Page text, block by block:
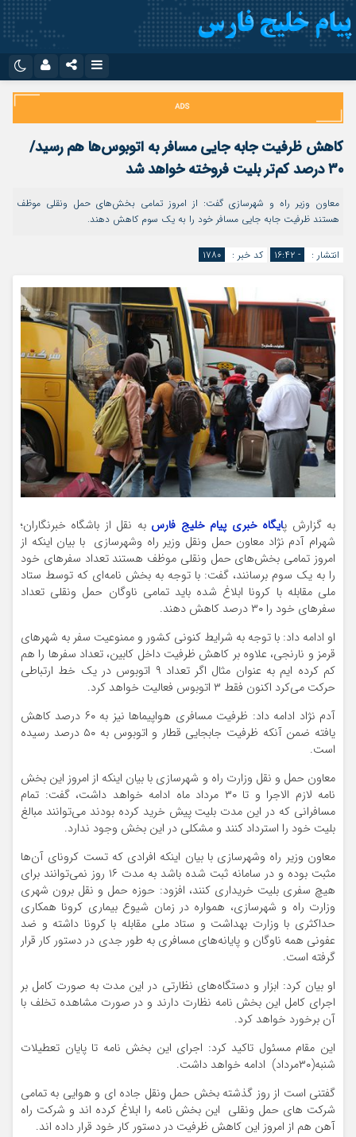
اینستاگرام
تلگرام
سروش
ایتا
آپارات
اپلیکیشن
نام کاربری یا نشانی ایمیل
مرا به خاطر بسپار
کاهش ظرفیت جابه جایی مسافر به اتوبوس‌ها هم رسید/
۳۰ درصد کم‌تر بلیت فروخته خواهد شد
معاون وزیر راه و شهرسازی گفت: از امروز تمامی بخش‌های حمل ونقلی موظف
هستند ظرفیت جابه جایی مسافر خود را به یک سوم کاهش دهند.
انتشار : - ۱۶:۴۲ کد خبر : ۱۷۸۰
به گزارش پایگاه خبری پیام خلیج فارس به نقل از باشگاه خبرنگاران؛
شهرام آدم نژاد معاون حمل ونقل وزیر راه وشهرسازی با بیان اینکه از
امروز تمامی بخش‌های حمل ونقلی موظف هستند تعداد سفر‌های خود
را به یک سوم برسانند، گفت: با توجه به بخش نامه‌ای که توسط ستاد
ملی مقابله با کرونا ابلاغ شده باید تمامی ناوگان حمل ونقلی تعداد
سفر‌های خود را ۳۰ درصد کاهش دهند.
او ادامه داد: با توجه به شرایط کنونی کشور و ممنوعیت سفر به شهر‌های
قرمز و نارنجی، علاوه بر کاهش ظرفیت داخل کابین، تعداد سفر‌ها را هم
کم کرده ایم به عنوان مثال اگر تعداد ۹ اتوبوس در یک خط ارتباطی
حرکت می‌کرد اکنون فقط ۳ اتوبوس فعالیت خواهد کرد.
آدم نژاد ادامه داد: ظرفیت مسافری هواپیما‌ها نیز به ۶۰ درصد کاهش
یافته ضمن آنکه ظرفیت جابجایی قطار و اتوبوس به ۵۰ درصد رسیده
است.
معاون حمل و نقل وزارت راه و شهرسازی با بیان اینکه از امروز این بخش
نامه لازم الاجرا و تا ۳۰ مرداد ماه ادامه خواهد داشت، گفت: تمام
مسافرانی که در این مدت بلیت پیش خرید کرده بودند می‌توانند مبالغ
بلیت خود را استرداد کنند و مشکلی در این بخش وجود ندارد.
معاون وزیر راه وشهرسازی با بیان اینکه افرادی که تست کرونای آن‌ها
مثبت بوده و در سامانه ثبت شده باشد به مدت ۱۶ روز نمی‌توانند برای
هیچ سفری بلیت خریداری کنند، افزود: حوزه حمل و نقل برون شهری
وزارت راه و شهرسازی، همواره در زمان شیوع بیماری کرونا همکاری
حداکثری با وزارت بهداشت و ستاد ملی مقابله با کرونا داشته و ضد
عفونی همه ناوگان و پایانه‌های مسافری به طور جدی در دستور کار قرار
گرفته است.
او بیان کرد: ابزار و دستگاه‌های نظارتی در این مدت به صورت کامل بر
اجرای کامل این بخش نامه نظارت دارند و در صورت مشاهده تخلف با
آن برخورد خواهد کرد.
این مقام مسئول تاکید کرد: اجرای این بخش نامه تا پایان تعطیلات
شنبه(۳۰مرداد) ادامه خواهد داشت.
گفتنی است از روز گذشته بخش حمل ونقل جاده ای و هوایی به تمامی
شرکت های حمل ونقلی این بخش نامه را ابلاغ کرده اند و شرکت راه
آهن هم از امروز این کاهش ظرفیت در دستور کار خود قرار داده اند.